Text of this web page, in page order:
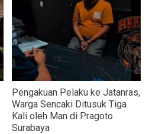
Pengakuan Pelaku ke Jatanras,
Warga Sencaki Ditusuk Tiga
Kali oleh Man di Pragoto
Surabaya